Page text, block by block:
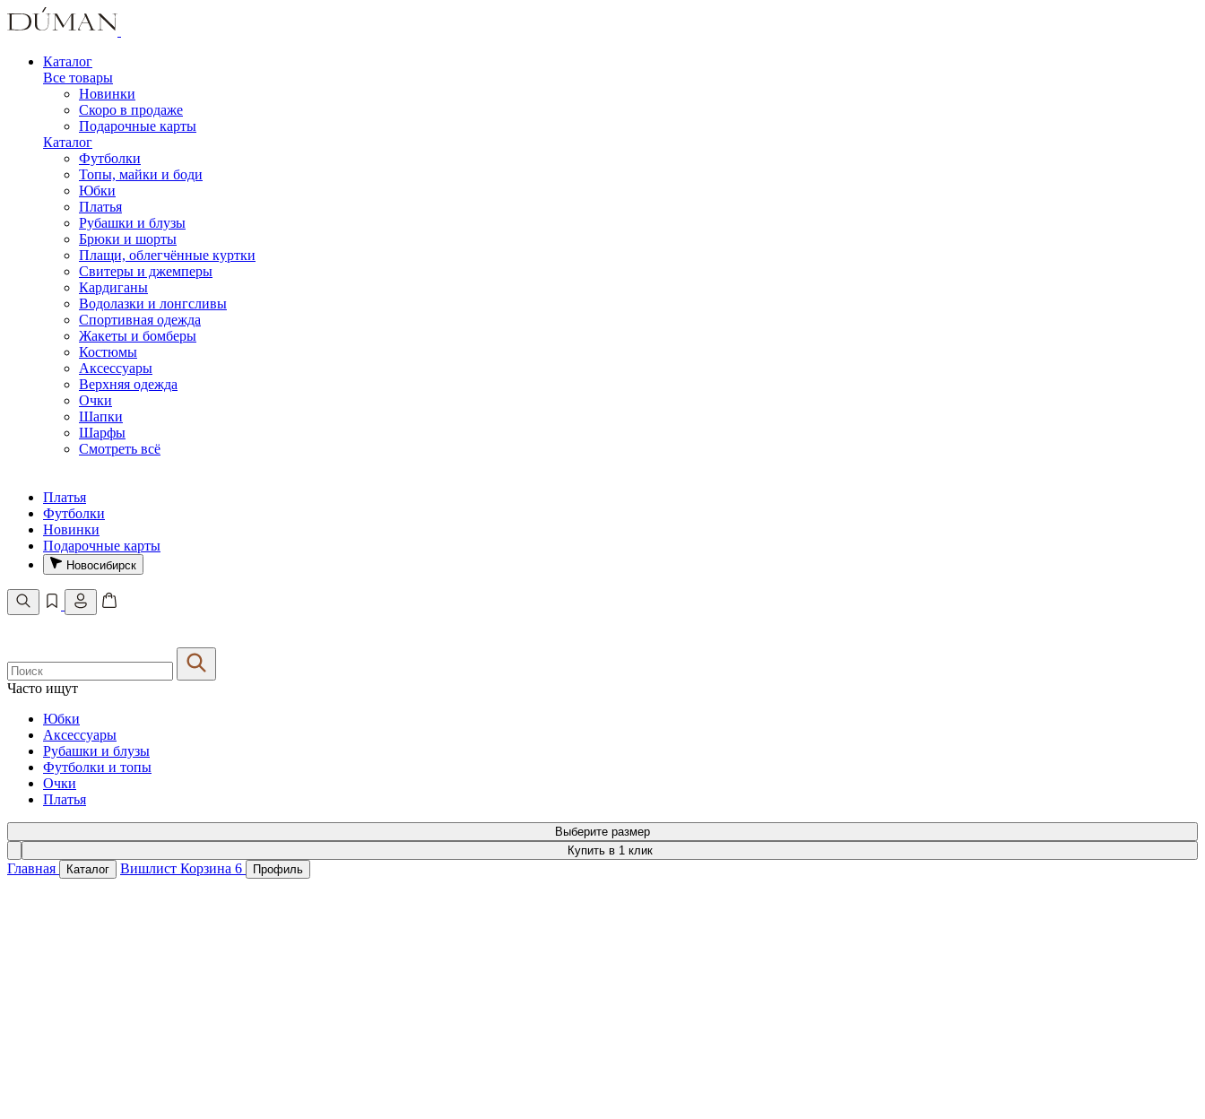
Каталог
Все товары
Новинки
Скоро в продаже
Подарочные карты
Каталог
Футболки
Топы, майки и боди
Юбки
Платья
Рубашки и блузы
Брюки и шорты
Плащи, облегчённые куртки
Свитеры и джемперы
Кардиганы
Водолазки и лонгсливы
Спортивная одежда
Жакеты и бомберы
Костюмы
Аксессуары
Верхняя одежда
Очки
Шапки
Шарфы
Смотреть всё
Платья
Футболки
Новинки
Подарочные карты
Новосибирск
Часто ищут
Юбки
Аксессуары
Рубашки и блузы
Футболки и топы
Очки
Платья
Выберите размер
Купить в 1 клик
Главная Каталог Вишлист Корзина 6 Профиль